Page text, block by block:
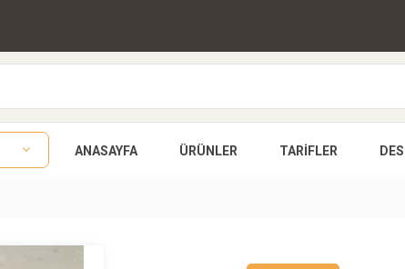
ANASAYFA ÜRÜNLER TARIFLER